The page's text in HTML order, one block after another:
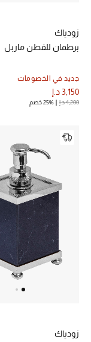
زودياك
برطمان للقطن ماربل
جديد في الخصومات
3,150 د.إ
4,200 د.إ 25% خصم
زودياك